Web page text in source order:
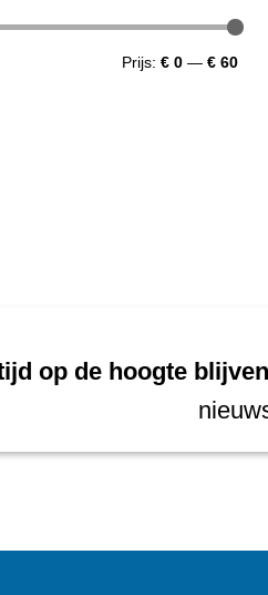
Prijs: € 0— € 60
op de hoogte